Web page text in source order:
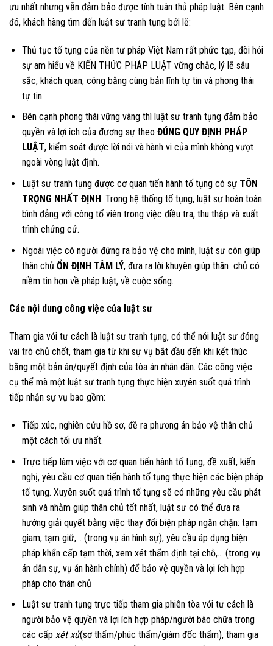
ưu nhất nhưng vẫn đảm bảo được tính tuân thủ pháp luật. Bên cạnh
đó, khách hàng tìm đến luật sư tranh tụng bởi lẽ:
Thủ tục tố tụng của nền tư pháp Việt Nam rất phức tạp, đòi hỏi
sự am hiểu về KIẾN THỨC PHÁP LUẬT vững chắc, lý lẽ sâu
sắc, khách quan, công bằng cùng bản lĩnh tự tin và phong thái
tự tin.
Bên cạnh phong thái vững vàng thì luật sư tranh tụng đảm bảo
quyền và lợi ích của đương sự theo ĐÚNG QUY ĐỊNH PHÁP
LUẬT, kiểm soát được lời nói và hành vi của mình không vượt
ngoài vòng luật định.
Luật sư tranh tụng được cơ quan tiến hành tố tụng có sự TÔN
TRỌNG NHẤT ĐỊNH. Trong hệ thống tố tụng, luật sư hoàn toàn
bình đẳng với công tố viên trong việc điều tra, thu thập và xuất
trình chứng cứ.
Ngoài việc có người đứng ra bảo vệ cho mình, luật sư còn giúp
thân chủ ỔN ĐỊNH TÂM LÝ, đưa ra lời khuyên giúp thân chủ có
niềm tin hơn về pháp luật, về cuộc sống.
Các nội dung công việc của luật sư
Tham gia với tư cách là luật sư tranh tụng, có thể nói luật sư đóng
vai trò chủ chốt, tham gia từ khi sự vụ bắt đầu đến khi kết thúc
bằng một bản án/quyết định của tòa án nhân dân. Các công việc
cụ thể mà một luật sư tranh tụng thực hiện xuyên suốt quá trình
tiếp nhận sự vụ bao gồm:
Tiếp xúc, nghiên cứu hồ sơ, đề ra phương án bảo vệ thân chủ
một cách tối ưu nhất.
Trực tiếp làm việc với cơ quan tiến hành tố tụng, đề xuất, kiến
nghị, yêu cầu cơ quan tiến hành tố tụng thực hiện các biện pháp
tố tụng. Xuyên suốt quá trình tố tụng sẽ có những yêu cầu phát
sinh và nhằm giúp thân chủ tốt nhất, luật sư có thể đưa ra
hướng giải quyết bằng việc thay đổi biện pháp ngăn chặn: tạm
giam, tạm giữ,… (trong vụ án hình sự), yêu cầu áp dụng biện
pháp khẩn cấp tạm thời, xem xét thẩm định tại chỗ,… (trong vụ
án dân sự, vụ án hành chính) để bảo vệ quyền và lợi ích hợp
pháp cho thân chủ
Luật sư tranh tụng trực tiếp tham gia phiên tòa với tư cách là
người bảo vệ quyền và lợi ích hợp pháp/người bào chữa trong
các cấp xét xử(sơ thẩm/phúc thẩm/giám đốc thẩm), tham gia